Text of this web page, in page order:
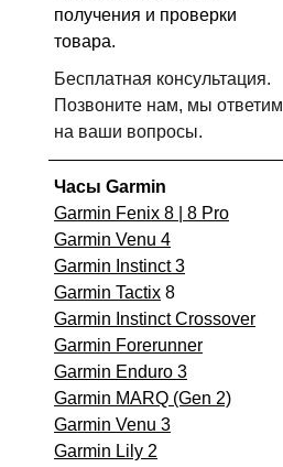
получения и проверки
товара.
Бесплатная консультация.
Позвоните нам, мы ответим
на ваши вопросы.
Часы Garmin
Garmin Fenix 8 | 8 Pro
Garmin Venu 4
Garmin Instinct 3
Garmin Tactix 8
Garmin Instinct Crossover
Garmin Forerunner
Garmin Enduro 3
Garmin MARQ (Gen 2)
Garmin Venu 3
Garmin Lily 2